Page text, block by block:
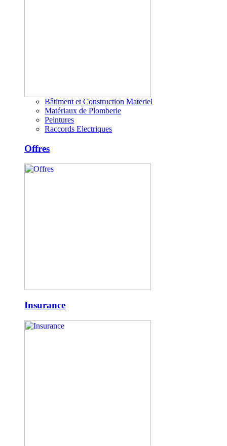
Bâtiment et Construction Materiel
Matériaux de Plomberie
Peintures
Raccords Electriques
Offres
Insurance